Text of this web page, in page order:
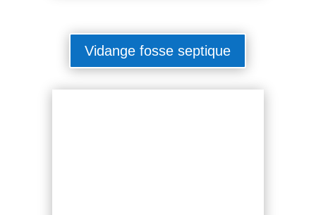
Vidange fosse septique